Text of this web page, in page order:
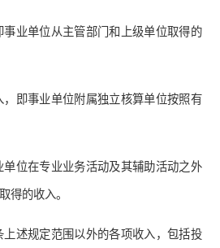
业单位从主管部门和上级单位取得的
即事业单位附属独立核算单位按照有
位在专业业务活动及其辅助活动之外
得的收入。
述规定范围以外的各项收入，包括投